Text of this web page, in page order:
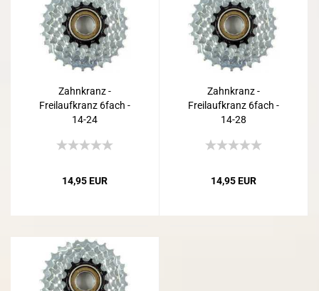
Zahnkranz -
Freilaufkranz 6fach -
14-24
14,95 EUR
Zahnkranz -
Freilaufkranz 6fach -
14-28
14,95 EUR